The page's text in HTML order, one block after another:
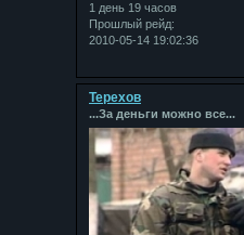
1 день 19 часов
Прошлый рейд:
2010-05-14 19:02:36
Терехов
...За деньги можно все...